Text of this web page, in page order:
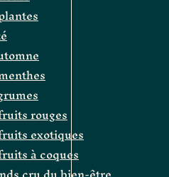
rouges
exotiques
à coques